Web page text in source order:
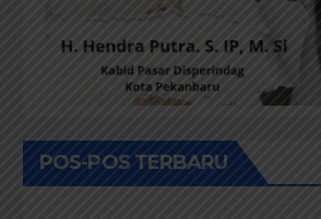
POS-POS TERBARU